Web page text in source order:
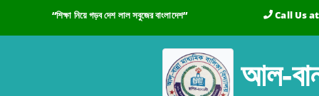
“শিক্ষা নিয়ে গড়ব দেশ লাল সবুজের বাংলাদেশ” Call Us
আল-